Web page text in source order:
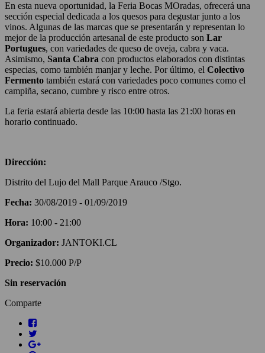
En esta nueva oportunidad, la Feria Bocas MOradas, ofrecerá una
sección especial dedicada a los quesos para degustar junto a los
vinos. Algunas de las marcas que se presentarán y representan lo
mejor de la producción artesanal de este producto son Lar
Portugues, con variedades de queso de oveja, cabra y vaca.
Asimismo, Santa Cabra con productos elaborados con distintas
especias, como también manjar y leche. Por último, el Colectivo
Fermento también estará con variedades poco comunes como el
campiña, secano, cumbre y risco entre otros.
La feria estará abierta desde las 10:00 hasta las 21:00 horas en
horario continuado.
Dirección:
Distrito del Lujo del Mall Parque Arauco /Stgo.
Fecha: 30/08/2019 - 01/09/2019
Hora: 10:00 - 21:00
Organizador: JANTOKI.CL
Precio: $10.000 P/P
Sin reservación
Comparte